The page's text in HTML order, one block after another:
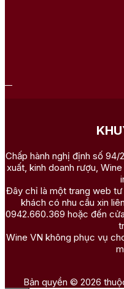
Chấp hành nghị định số 94/
xuất, kinh doanh rượu,
Đây chỉ là một trang web tư
khách có nhu cầu xin
0942.660.369 hoặc đến
Wine VN không phục vụ
Bản quyền © 2026